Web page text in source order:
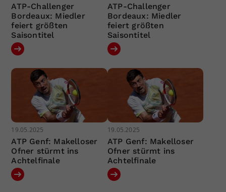
ATP-Challenger
Bordeaux: Miedler
feiert größten
Saisontitel
ATP-Challenger
Bordeaux: Miedler
feiert größten
Saisontitel
19.05.2025
ATP Genf: Makelloser
Ofner stürmt ins
Achtelfinale
19.05.2025
ATP Genf: Makelloser
Ofner stürmt ins
Achtelfinale